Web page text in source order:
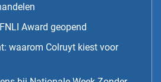
Award geopend
waarom Colruyt kiest voor